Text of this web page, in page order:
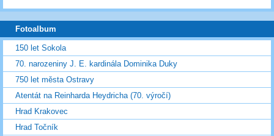
Fotoalbum
150 let Sokola
70. narozeniny J. E. kardinála Dominika Duky
750 let města Ostravy
Atentát na Reinharda Heydricha (70. výročí)
Hrad Krakovec
Hrad Točník